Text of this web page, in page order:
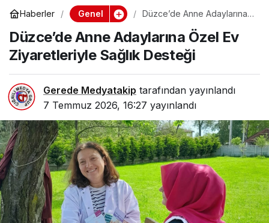
Haberler Genel
Düzce’de Anne Adaylarına
Desteği
Düzce’de Anne Adaylarına Özel Ev
Ziyaretleriyle Sağlık Desteği
Gerede Medyatakip tarafından yayınlandı
7 Temmuz 2026, 16:27 yayınlandı